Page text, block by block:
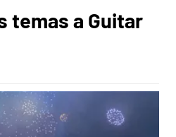
temas a Guitar